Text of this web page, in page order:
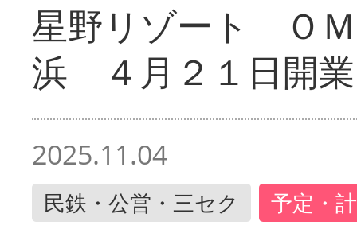
星野リゾート Ｏ
浜 ４月２１日開業
2025.11.04
民鉄・公営・三セク 予定・